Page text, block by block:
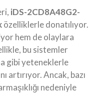
iDS-2CD8A48G2-
özelliklerle donatılıyor.
hem de olaylara
bu sistemler
gibi yeteneklerle
artırıyor. Ancak, bazı
nedeniyle